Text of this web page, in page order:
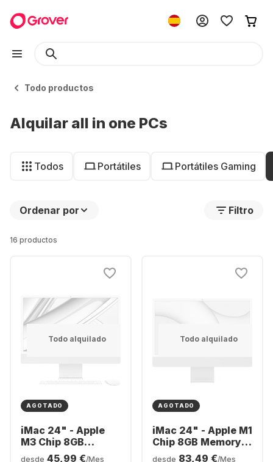
Todo productos
Alquilar all in one PCs
Todos Portátiles Portátiles Gaming
Ordenar por Filtro
16 productos
Todo alquilado
AGOTADO
iMac 24" - Apple
M3 Chip 8GB
Memory 256GB SSD
desde 45,99 €/Mes
Todo alquilado
AGOTADO
iMac 24" - Apple M1
Chip 8GB Memory
256GB SSD -
desde 83,49 €/Mes